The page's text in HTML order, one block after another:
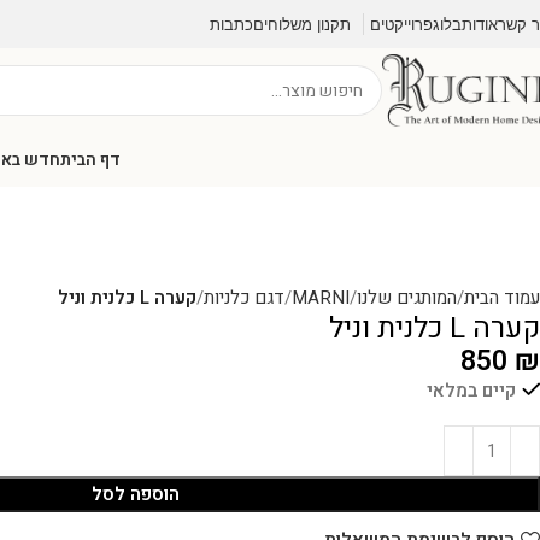
קשראודותבלוגפרוייקטים תקנון משלוחיםכתבות
דף הביתחדש
עמוד הבית המותגים שלנו MARNI דגם כלניות קערה L כלנית וניל
קערה L כלנית וניל
850 ₪
קיים במלאי
הוספה לסל